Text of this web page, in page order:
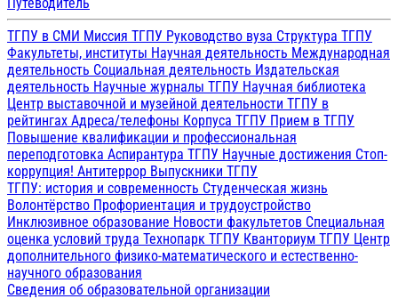
ТГПУ в СМИ Миссия ТГПУ Руководство вуза Структура ТГПУ
Факультеты, институты Научная деятельность Международная
деятельность Социальная деятельность Издательская
деятельность Научные журналы ТГПУ Научная библиотека
Центр выставочной и музейной деятельности ТГПУ в
рейтингах Адреса/телефоны Корпуса ТГПУ Прием в ТГПУ
Повышение квалификации и профессиональная
переподготовка Аспирантура ТГПУ Научные достижения Стоп-
коррупция! Антитеррор Выпускники ТГПУ
ТГПУ: история и современность Студенческая жизнь
Волонтёрство Профориентация и трудоустройство
Инклюзивное образование Новости факультетов Специальная
оценка условий труда Технопарк ТГПУ Кванториум ТГПУ Центр
дополнительного физико-математического и естественно-
научного образования
Сведения об образовательной организации